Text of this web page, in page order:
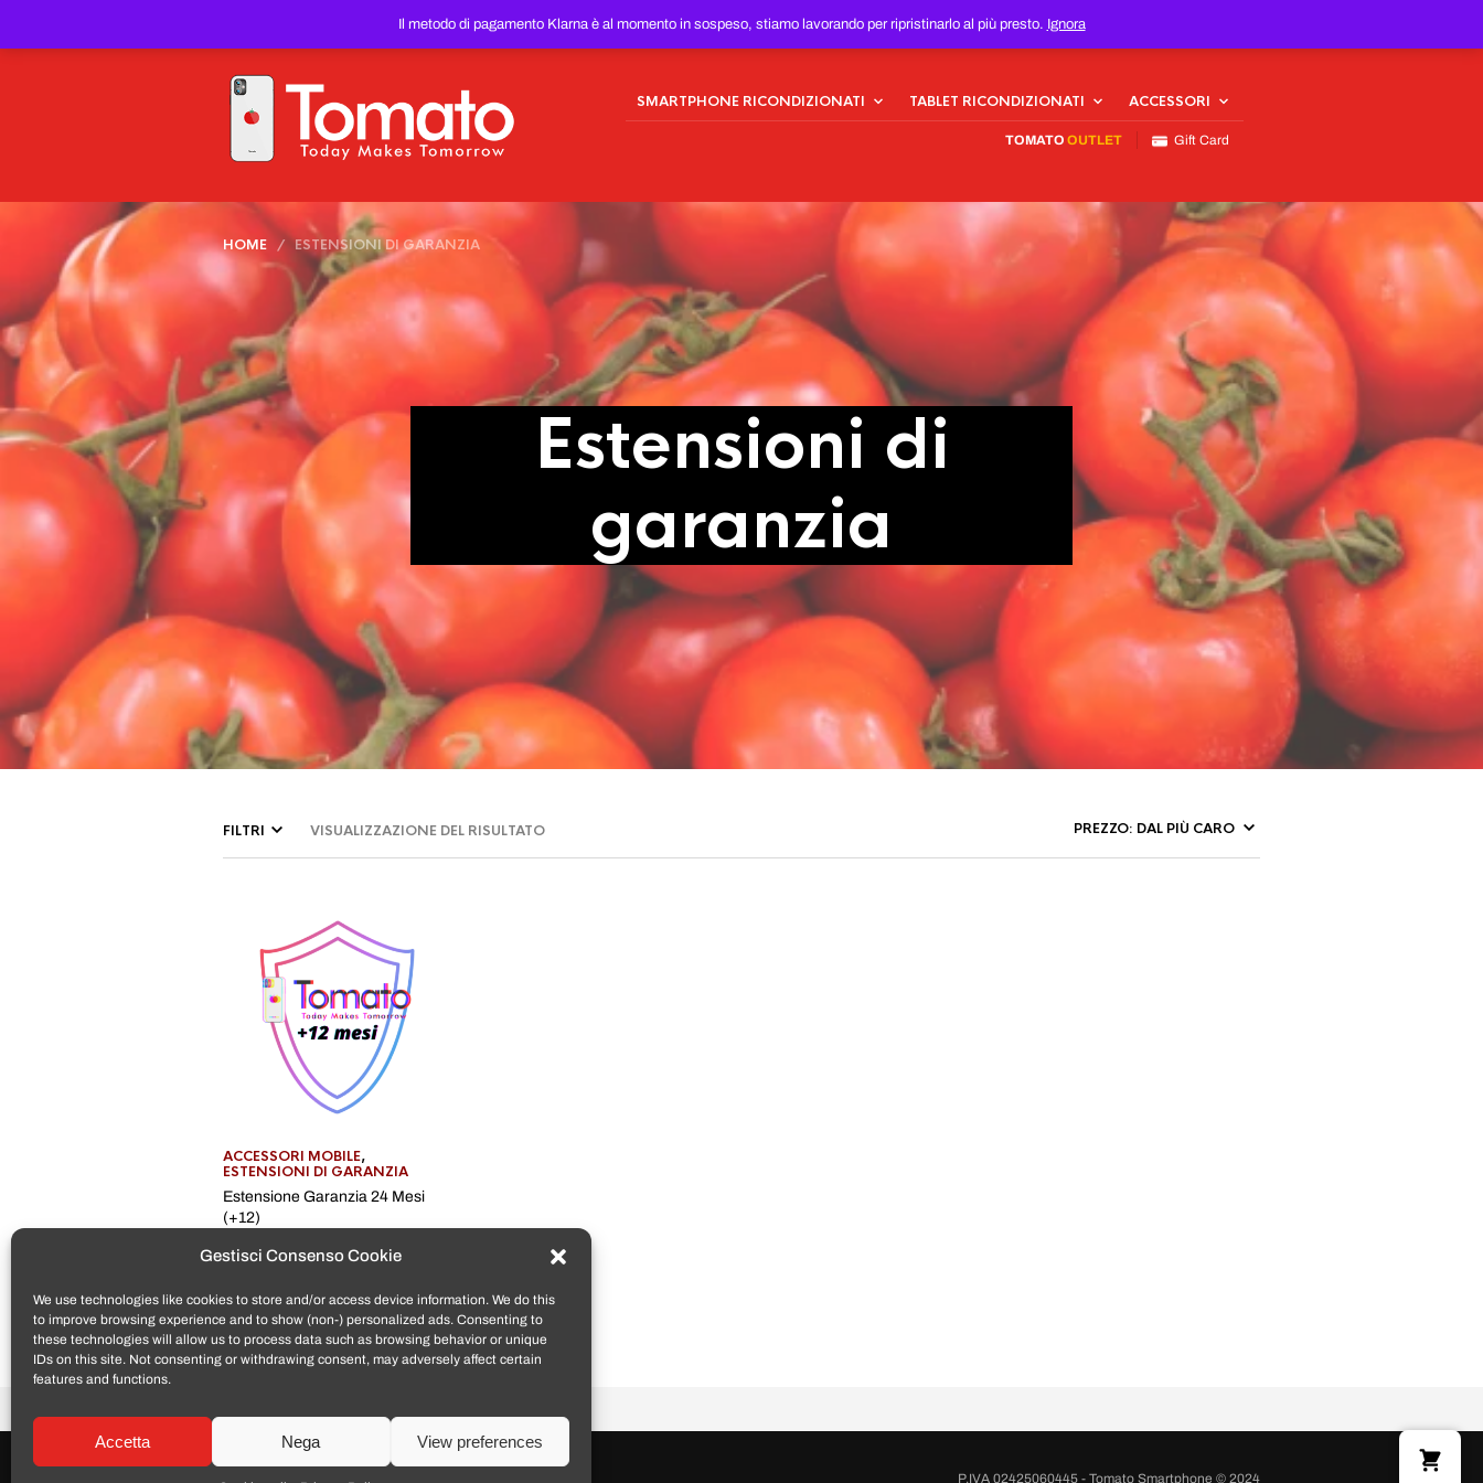
Gestisci Consenso Cookie
We use technologies like cookies to store and/or access device information. We do this
to improve browsing experience and to show (non-) personalized ads. Consenting to
these technologies will allow us to process data such as browsing behavior or unique
IDs on this site. Not consenting or withdrawing consent, may adversely affect certain
features and functions.
Accetta Nega View preferences
Il metodo di pagamento Klarna è al momento in sospeso, stiamo lavorando per ripristinarlo al più presto. Ignora
PREZZO DEL WEB!
SMARTPHONE RICONDIZIONATI TABLET RICONDIZIONATI ACCESSORI
TOMATO OUTLET Gift Card
HOME / ESTENSIONI DI GARANZIA
Estensioni di
garanzia
FILTRI VISUALIZZAZIONE DEL RISULTATO
ACCESSORI MOBILE,
ESTENSIONI DI GARANZIA
Estensione Garanzia 24 Mesi
(+12)
€59,00
P.IVA 02425060445 - Tomato Smartphone © 2024